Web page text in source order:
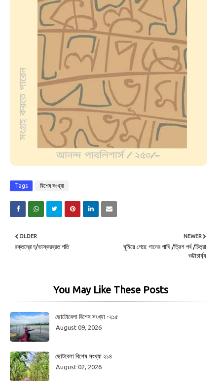
Tags বিশেষ সংখ্যা
NEWER
ঘুমিয়ে গেছে গানের পাখি /ত্রিশ পর্ব /চিত্রা
ভট্টাচার্য্য
OLDER
রক্তদ্রোণ/ভাস্করব্রত পতি
You May Like These Posts
ছোটোবেলা বিশেষ সংখ্যা -২১৫
August 09, 2026
ছোটবেলা বিশেষ সংখ্যা ২১৪
August 02, 2026